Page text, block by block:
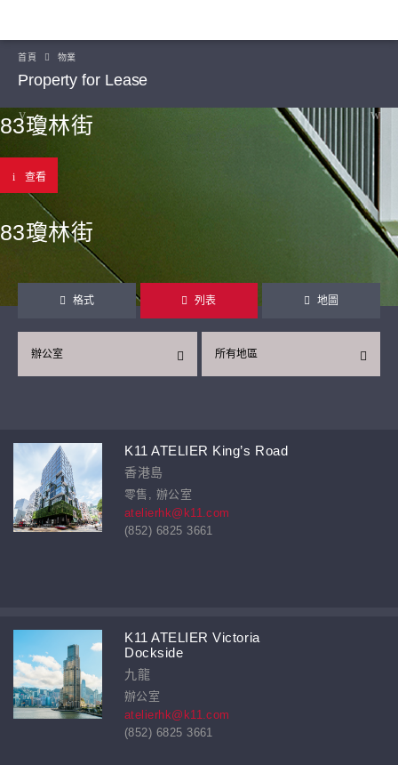
首頁 物業
Property for Lease
83瓊林街
查看
83瓊林街
格式 列表 地圖
所有地區
辦公室
K11 ATELIER King’s Road
香港島
零售, 辦公室
atelierhk@k11.com
(852) 6825 3661
K11 ATELIER Victoria
Dockside
九龍
辦公室
atelierhk@k11.com
(852) 6825 3661